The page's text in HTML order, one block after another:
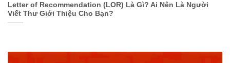
Letter of Recommendation (LOR) Là Gì? Ai Nên Là Người
Viết Thư Giới Thiệu Cho Bạn?